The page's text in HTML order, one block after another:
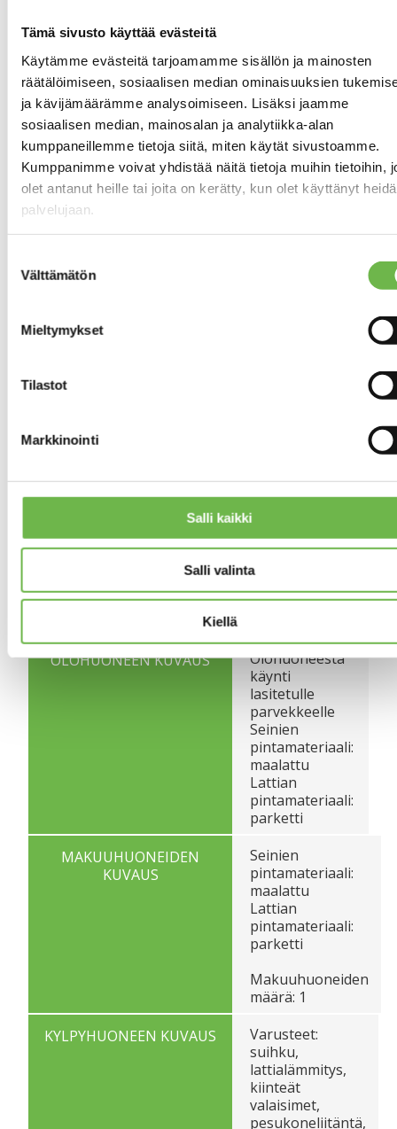
Tämä sivusto käyttää evästeitä
Käytämme evästeitä tarjoamamme sisällön ja mainosten
räätälöimiseen, sosiaalisen median ominaisuuksien
ja kävijämäärämme analysoimiseen. Lisäksi jaamme
sosiaalisen median, mainosalan ja analytiikka-alan
kumppaneillemme tietoja siitä, miten käytät sivustoamme.
Kumppanimme voivat yhdistää näitä tietoja muihin tietoihin,
olet antanut heille tai joita on kerätty, kun olet käyttänyt
palvelujaan.
valinta
Välttämätön
Mieltymykset
Tilastot
Markkinointi
Salli kaikki
Salli valinta
Kiellä
patterilämmitys
ILMANVAIHTO
Koneellinen
tulo,
koneellinen
poisto
ANTENNI
Kaapeli-TV
TIETOLIIKENNEPALVELUT Valokuituverkko
rakennusmateriaali:
keraaminen liesi,
liesituuletin,
astianpesukone
pintamateriaali:
maalattu
Lattian
pintamateriaali:
OLOHUONEEN KUVAUS
Olohuoneesta
käynti
lasitetulle
parvekkeelle
Seinien
pintamateriaali:
maalattu
Lattian
pintamateriaali:
parketti
MAKUUHUONEIDEN
KUVAUS
Seinien
pintamateriaali:
maalattu
Lattian
pintamateriaali:
parketti
Makuuhuoneiden
määrä: 1
KYLPYHUONEEN KUVAUS
Varusteet:
suihku,
lattialämmitys,
kiinteät
valaisimet,
pesukoneliitäntä,